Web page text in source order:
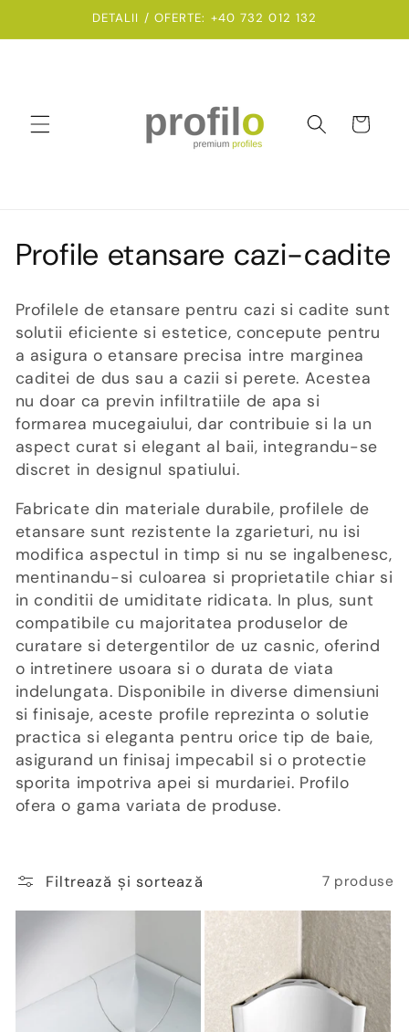
DETALII / OFERTE: +40 732 012 132
Coș
C
l
e
c
ț
i
e
:
Profile etansare cazi-cadite
Profilele de etansare pentru cazi si cadite sunt
solutii eficiente si estetice, concepute pentru
a asigura o etansare precisa intre marginea
caditei de dus sau a cazii si perete. Acestea
nu doar ca previn infiltratiile de apa si
formarea mucegaiului, dar contribuie si la un
aspect curat si elegant al baii, integrandu-se
discret in designul spatiului.
Fabricate din materiale durabile, profilele de
etansare sunt rezistente la zgarieturi, nu isi
modifica aspectul in timp si nu se ingalbenesc,
mentinandu-si culoarea si proprietatile chiar si
in conditii de umiditate ridicata. In plus, sunt
compatibile cu majoritatea produselor de
curatare si detergentilor de uz casnic, oferind
o intretinere usoara si o durata de viata
indelungata. Disponibile in diverse dimensiuni
si finisaje, aceste profile reprezinta o solutie
practica si eleganta pentru orice tip de baie,
asigurand un finisaj impecabil si o protectie
sporita impotriva apei si murdariei. Profilo
ofera o gama variata de produse.
Filtrează și sortează 7 produse